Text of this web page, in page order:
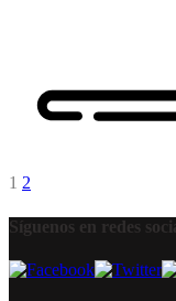
1 2
Síguenos en redes